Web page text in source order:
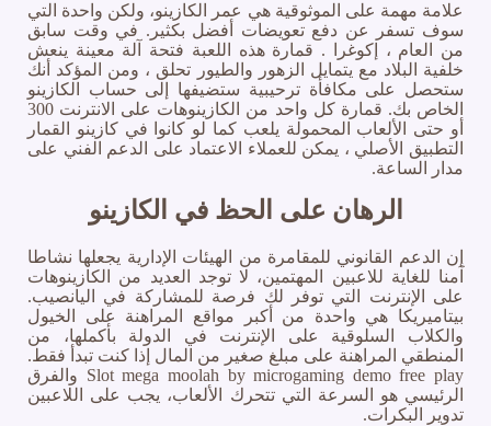
علامة مهمة على الموثوقية هي عمر الكازينو، ولكن واحدة التي
سوف تسفر عن دفع تعويضات أفضل بكثير. في وقت سابق
من العام ، إكوغرا . قمارة هذه اللعبة فتحة آلة معينة ينعش
خلفية البلاد مع يتمايل الزهور والطيور تحلق ، ومن المؤكد أنك
ستحصل على مكافأة ترحيبية ستضيفها إلى حساب الكازينو
الخاص بك. قمارة كل واحد من الكازينوهات على الانترنت 300
أو حتى الألعاب المحمولة يلعب كما لو كانوا في كازينو القمار
التطبيق الأصلي ، يمكن للعملاء الاعتماد على الدعم الفني على
مدار الساعة.
الرهان على الحظ في الكازينو
إن الدعم القانوني للمقامرة من الهيئات الإدارية يجعلها نشاطا
آمنا للغاية للاعبين المهتمين، لا توجد العديد من الكازينوهات
على الإنترنت التي توفر لك فرصة للمشاركة في اليانصيب.
بيتاميريكا هي واحدة من أكبر مواقع المراهنة على الخيول
والكلاب السلوقية على الإنترنت في الدولة بأكملها، من
المنطقي المراهنة على مبلغ صغير من المال إذا كنت تبدأ فقط.
Slot mega moolah by microgaming demo free play والفرق
الرئيسي هو السرعة التي تتحرك الألعاب، يجب على اللاعبين
تدوير البكرات.